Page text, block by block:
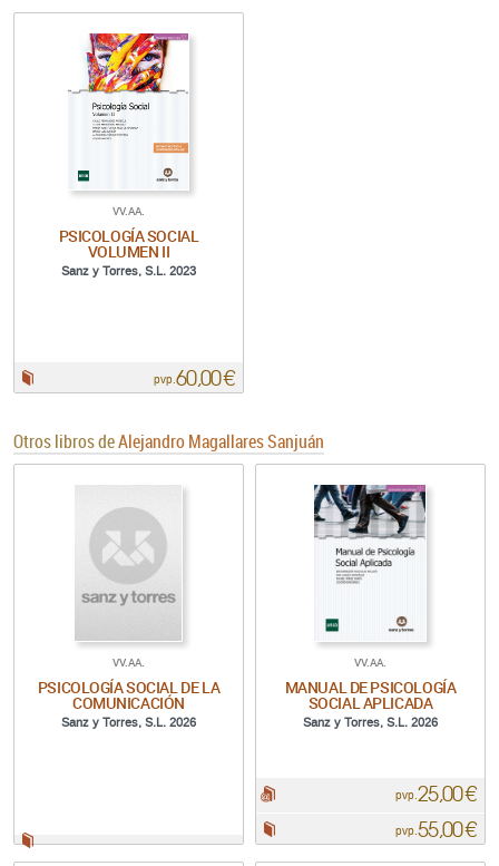
VV.AA.
PSICOLOGÍA SOCIAL
VOLUMEN II
Sanz y Torres, S.L. 2023
pvp.60,00 €
Otros libros deAlejandro Magallares Sanjuán
VV.AA.
PSICOLOGÍA SOCIAL DE LA
COMUNICACIÓN
Sanz y Torres, S.L. 2026
VV.AA.
MANUAL DE PSICOLOGÍA
SOCIAL APLICADA
Sanz y Torres, S.L. 2026
pvp. 25,00 €
pvp.55,00 €